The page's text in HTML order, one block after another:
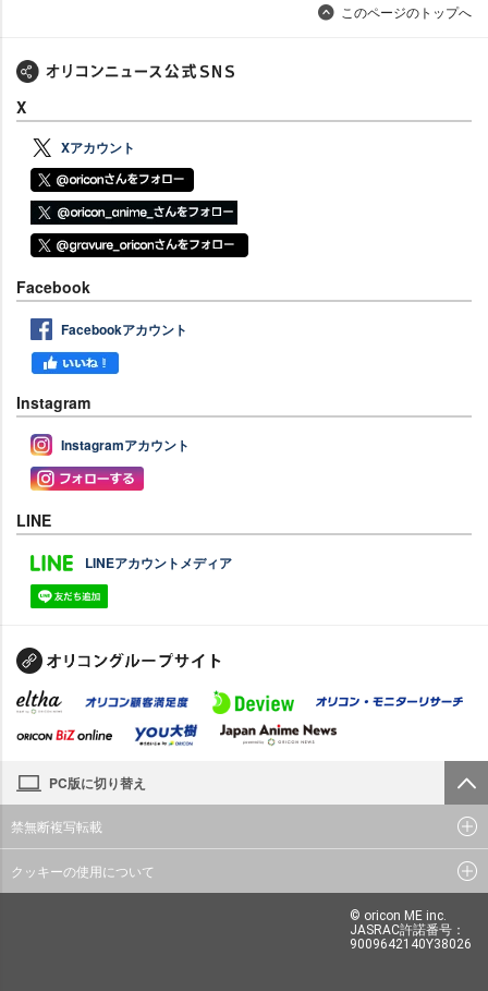
このページのトップへ
X
Xアカウント
Facebook
Facebookアカウント
Instagram
Instagramアカウント
LINE
LINEアカウントメディア
PC版に切り替え
禁無断複写転載
クッキーの使用について
© oricon ME inc.
JASRAC許諾番号：
9009642140Y38026